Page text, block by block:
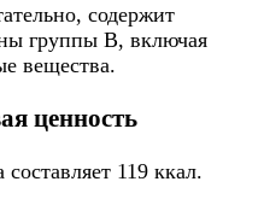
содержит
группы B, включая
вещества.
ценность
119 ккал.